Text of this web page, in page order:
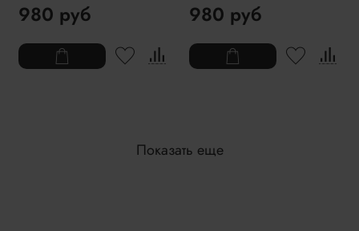
980 руб 980 руб
Показать еще